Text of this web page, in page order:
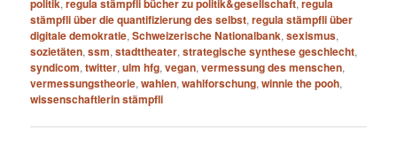
politik,regula stämpfli bücher zu politik&gesellschaft,regula
stämpfli über die quantifizierung des selbst,regula stämpfli über
digitale demokratie,Schweizerische Nationalbank,sexismus,
sozietäten,ssm,stadttheater,strategische synthese geschlecht,
syndicom,twitter,ulm hfg,vegan,vermessung des menschen,
vermessungstheorie,wahlen,wahlforschung,winnie the pooh,
wissenschaftlerin stämpfli